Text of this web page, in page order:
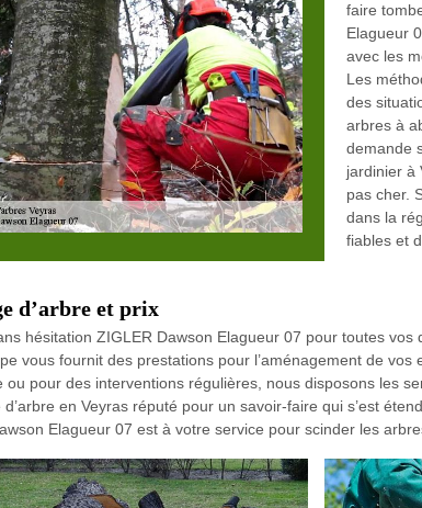
faire
Elagueur
avec les
Les
des
arbres à
demande
jardinier à
pas cher.
dans la
fiables et
d’arbre et prix
hésitation ZIGLER Dawson Elagueur 07 pour toutes vos
vous fournit des prestations pour l’aménagement de
ou pour des interventions régulières, nous disposons les
d’arbre en Veyras réputé pour un savoir-faire qui s’est
Elagueur 07 est à votre service pour scinder les